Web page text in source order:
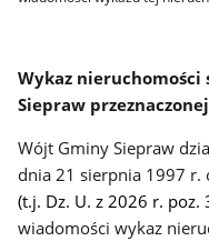
Wykaz nieruchomości
Siepraw
Wójt Gminy Siepraw
dnia 21 sierpnia 1997 r.
(t.j. Dz. U. z 2026 r. poz.
wiadomości wykaz